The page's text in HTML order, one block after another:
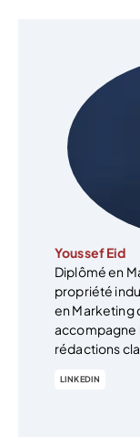
Youssef Eid
Diplômé en
propriété
en Marketing
accompagne
rédactions
LINKEDIN